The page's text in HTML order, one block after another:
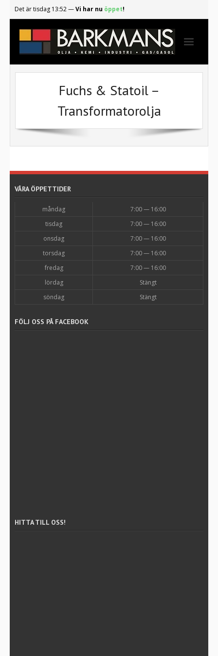
Det ärtisdag 13:52—Vi har nu öppet!
Start
Gasolautomaterna
Våra produkter
Senaste nytt
Fuchs & Statoil –
Transformatorolja
VÅRA ÖPPETTIDER
måndag
7:00 — 16:00
tisdag
7:00 — 16:00
onsdag
7:00 — 16:00
torsdag
7:00 — 16:00
fredag
7:00 — 16:00
lördag
Stängt
söndag
Stängt
FÖLJ OSS PÅ FACEBOOK
HITTA TILL OSS!